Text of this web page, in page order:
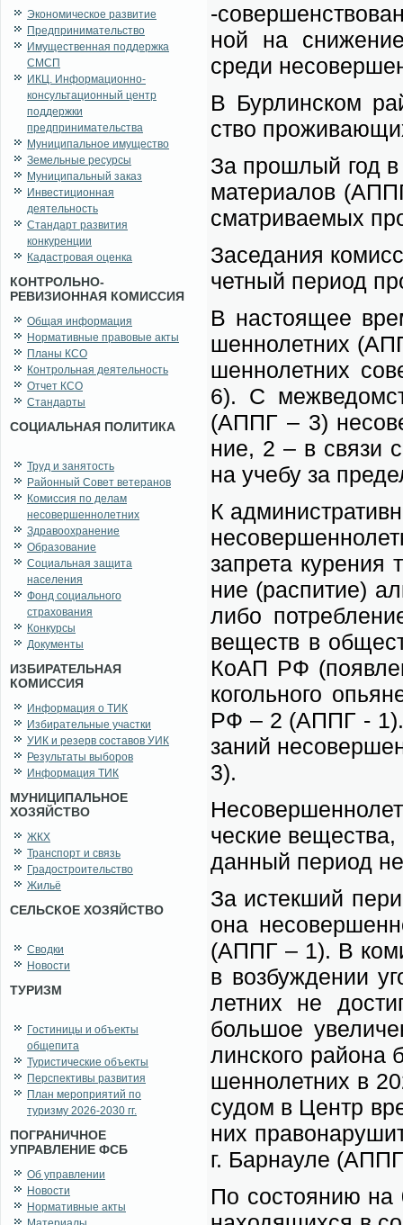
Экономическое развитие
Предпринимательство
Имущественная поддержка
СМСП
ИКЦ. Информационно-
консультационный центр
поддержки
предпринимательства
Муниципальное имущество
Земельные ресурсы
Муниципальный заказ
Инвестиционная
деятельность
Стандарт развития
конкуренции
Кадастровая оценка
КОНТРОЛЬНО-
РЕВИЗИОННАЯ КОМИССИЯ
Общая информация
Нормативные правовые акты
Планы КСО
Контрольная деятельность
Отчет КСО
Стандарты
СОЦИАЛЬНАЯ ПОЛИТИКА
Труд и занятость
Районный Совет ветеранов
Комиссия по делам
несовершеннолетних
Здравоохранение
Образование
Социальная защита
населения
Фонд социального
страхования
Конкурсы
Документы
ИЗБИРАТЕЛЬНАЯ
КОМИССИЯ
Информация о ТИК
Избирательные участки
УИК и резерв составов УИК
Результаты выборов
Информация ТИК
МУНИЦИПАЛЬНОЕ
ХОЗЯЙСТВО
ЖКХ
Транспорт и связь
Градостроительство
Жильё
СЕЛЬСКОЕ ХОЗЯЙСТВО
Сводки
Новости
ТУРИЗМ
Гостиницы и объекты
общепита
Туристические объекты
Перспективы развития
План мероприятий по
туризму 2026-2030 гг.
ПОГРАНИЧНОЕ
УПРАВЛЕНИЕ ФСБ
Об управлении
Новости
Нормативные акты
-
ной на
сре­ди
В Бур­лин­ском
ство
За про­шлый год
ма­те­ри­а­лов
смат­ри­ва­е­мых
За­се­да­ния
чет­ный пе­ри­од
В на­сто­я­щее
шен­но­лет­них
шен­но­лет­них
6). С
(АППГ – 3)
ние, 2 – в свя­зи
на уче­бу за
К
за­пре­та
ние (рас­пи­тие)
ли­бо
ве­ществ в
КоАП РФ
ко­голь­но­го
РФ – 2 (АППГ - 1).
за­ний
3).
че­ские
дан­ный пе­ри­од
За ис­тек­ший
о­на
(АППГ – 1). В
в воз­буж­де­нии
лет­них не
боль­шое
лин­ско­го рай­о­на
шен­но­лет­них в
су­дом в Центр
них
г. Бар­нау­ле
По со­сто­я­нию на